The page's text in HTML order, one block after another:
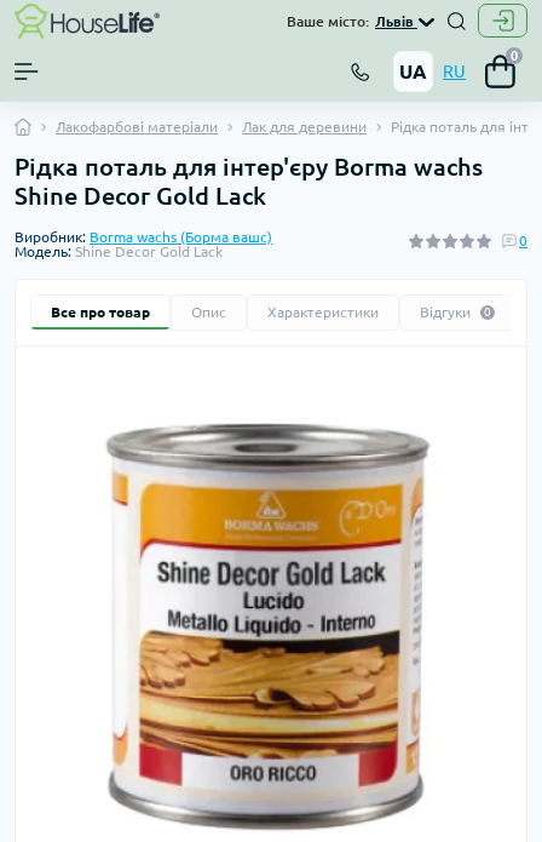
Ваше місто: Львів
UA RU
0
Лакофарбові матеріали Лак для деревини Рідка поталь для
Рідка поталь для інтер'єру Borma wachs
Shine Decor Gold Lack
Виробник: Borma wachs (Борма вашс)
Модель: Shine Decor Gold Lack
0
Все про товар Опис Характеристики Відгуки 0